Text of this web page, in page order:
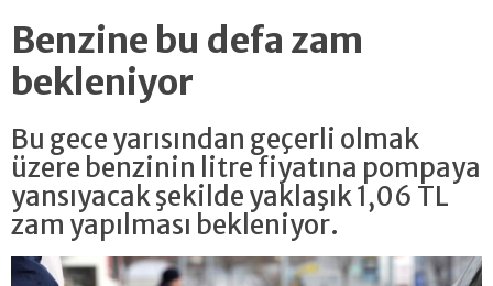
Benzine bu defa zam
bekleniyor
Bu gece yarısından geçerli olmak
üzere benzinin litre fiyatına pompaya
yansıyacak şekilde yaklaşık 1,06 TL
zam yapılması bekleniyor.